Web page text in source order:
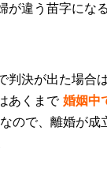
が違う苗字にな
判決が出た場合
あくまで 婚姻中
なので、離婚が成